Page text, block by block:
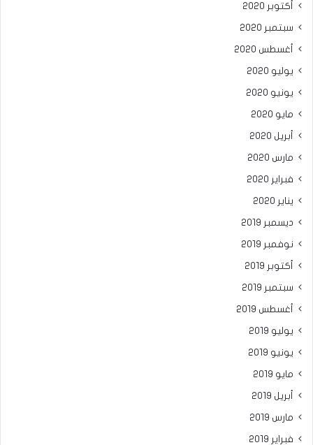
أكتوبر 2020
سبتمبر 2020
أغسطس 2020
يوليو 2020
يونيو 2020
مايو 2020
أبريل 2020
مارس 2020
فبراير 2020
يناير 2020
ديسمبر 2019
نوفمبر 2019
أكتوبر 2019
سبتمبر 2019
أغسطس 2019
يوليو 2019
يونيو 2019
مايو 2019
أبريل 2019
مارس 2019
فبراير 2019